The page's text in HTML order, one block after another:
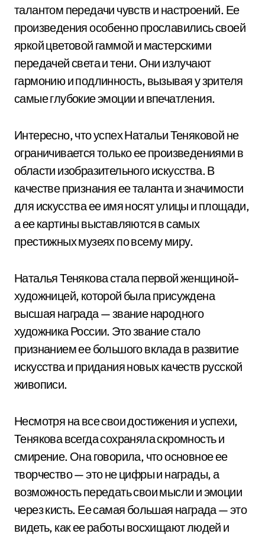
талантом передачи чувств и настроений. Ее
произведения особенно прославились своей
яркой цветовой гаммой и мастерскими
передачей света и тени. Они излучают
гармонию и подлинность, вызывая у зрителя
самые глубокие эмоции и впечатления.
Интересно, что успех Натальи Теняковой не
ограничивается только ее произведениями в
области изобразительного искусства. В
качестве признания ее таланта и значимости
для искусства ее имя носят улицы и площади,
а ее картины выставляются в самых
престижных музеях по всему миру.
Наталья Тенякова стала первой женщиной-
художницей, которой была присуждена
высшая награда — звание народного
художника России. Это звание стало
признанием ее большого вклада в развитие
искусства и придания новых качеств русской
живописи.
Несмотря на все свои достижения и успехи,
Тенякова всегда сохраняла скромность и
смирение. Она говорила, что основное ее
творчество — это не цифры и награды, а
возможность передать свои мысли и эмоции
через кисть. Ее самая большая награда — это
видеть, как ее работы восхищают людей и